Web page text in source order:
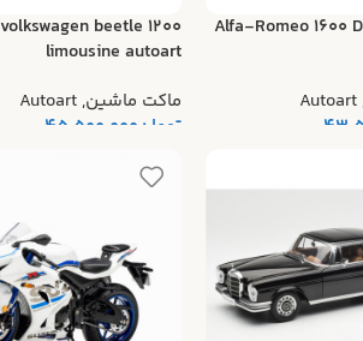
Alfa-Romeo 1600
Autoart
volkswagen beetle 1200
limousine autoart
ماکت ماشین,
Autoart
تومان 45.500.000